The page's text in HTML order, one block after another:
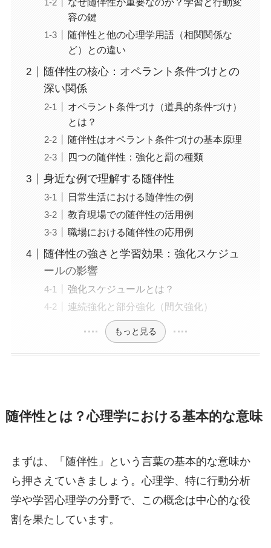
容の鍵
随伴性と他の心理学用語（相関関係な
ど）との違い
随伴性の核心：オペラント条件づけとの
深い関係
オペラント条件づけ（道具的条件づけ）
とは？
随伴性はオペラント条件づけの基本原理
四つの随伴性：強化と罰の種類
身近な例で理解する随伴性
日常生活における随伴性の例
教育現場での随伴性の活用例
職場における随伴性の応用例
随伴性の強さと学習効果：強化スケジュ
ールの影響
強化スケジュールとは？
連続強化と部分強化（間欠強化）
もっと見る
随伴性とは？心理学における基本的な意味
まずは、「随伴性」という言葉の基本的な意味か
ら押さえていきましょう。心理学、特に行動分析
学や学習心理学の分野で、この概念は中心的な役
割を果たしています。